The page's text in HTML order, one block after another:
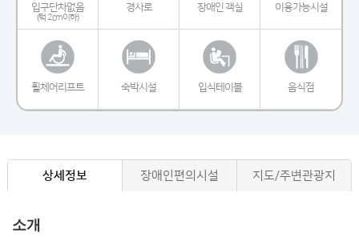
입구단차없음
(턱 2cm이하)
경사로 장애인 객실 이용가능시설
휠체어리프트 숙박시설 입식테이블 음식점
상세정보 장애인편의시설 지도/주변관광지
소개